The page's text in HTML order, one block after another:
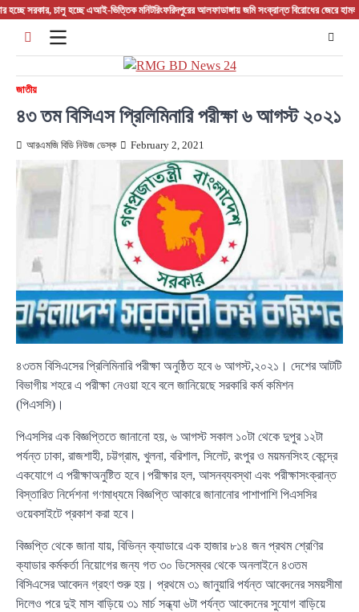
Skip চালু হচ্ছে এআই-ভিত্তিক মনিটরিংফরিদপুরের আলফাডাঙ্গায় জমি সংক্রান্ত বিরোধের জেরে হামলা আহত
জাতীয়
৪৩ তম বিসিএস প্রিলিমিনারি পরীক্ষা ৬ আগস্ট ২০২১
আরএমজি বিডি নিউজ ডেস্ক February 2, 2021
৪৩তম বিসিএসের প্রিলিমিনারি পরীক্ষা অনুষ্ঠিত হবে ৬ আগস্ট,২০২১। দেশের আটটি
বিভাগীয় শহরে এ পরীক্ষা নেওয়া হবে বলে জানিয়েছে সরকারি কর্ম কমিশন
(পিএসসি)।
পিএসসির এক বিজ্ঞপ্তিতে জানানো হয়, ৬ আগস্ট সকাল ১০টা থেকে দুপুর ১২টা
পর্যন্ত ঢাকা, রাজশাহী, চট্টগ্রাম, খুলনা, বরিশাল, সিলেট, রংপুর ও ময়মনসিংহ কেন্দ্রে
একযোগে এ পরীক্ষাঅনুষ্টিত হবে।পরীক্ষার হল, আসনব্যবস্থা এবং পরীক্ষাসংক্রান্ত
বিস্তারিত নির্দেশনা গণমাধ্যমে বিজ্ঞপ্তি আকারে জানানোর পাশাপাশি পিএসসির
ওয়েবসাইটে প্রকাশ করা হবে।
বিজ্ঞপ্তি থেকে জানা যায়, বিভিন্ন ক্যাডারে এক হাজার ৮১৪ জন প্রথম শ্রেণির
ক্যাডার কর্মকর্তা নিয়োগের জন্য গত ৩০ ডিসেম্বর থেকে অনলাইনে ৪৩তম
বিসিএসের আবেদন গ্রহণ শুরু হয়। প্রথমে ৩১ জানুয়ারি পর্যন্ত আবেদনের সময়সীমা
দিলেও পরে দুই মাস বাড়িয়ে ৩১ মার্চ সন্ধ্যা ৬টা পর্যন্ত আবেদনের সুযোগ বাড়িয়ে